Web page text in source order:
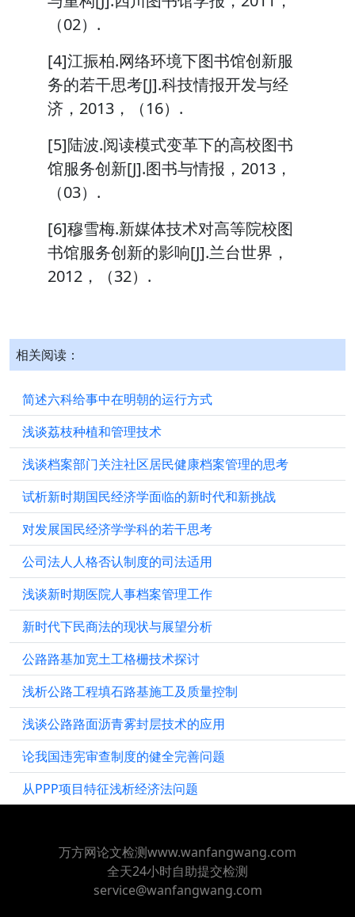
（02）.
[4]江振柏.网络环境下图书馆创新服
务的若干思考[J].科技情报开发与经
济，2013，（16）.
[5]陆波.阅读模式变革下的高校图书
馆服务创新[J].图书与情报，2013，
（03）.
[6]穆雪梅.新媒体技术对高等院校图
书馆服务创新的影响[J].兰台世界，
2012，（32）.
相关阅读：
简述六科给事中在明朝的运行方式
浅谈荔枝种植和管理技术
浅谈档案部门关注社区居民健康档案管理的思考
试析新时期国民经济学面临的新时代和新挑战
对发展国民经济学学科的若干思考
公司法人人格否认制度的司法适用
浅谈新时期医院人事档案管理工作
新时代下民商法的现状与展望分析
公路路基加宽土工格栅技术探讨
浅析公路工程填石路基施工及质量控制
浅谈公路路面沥青雾封层技术的应用
论我国违宪审查制度的健全完善问题
从PPP项目特征浅析经济法问题
万方网论文检测www.wanfangwang.com
全天24小时自助提交检测
service@wanfangwang.com